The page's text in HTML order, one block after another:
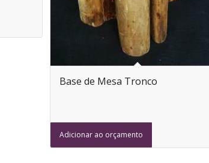
Base de Mesa Tronco
Adicionar ao orçamento